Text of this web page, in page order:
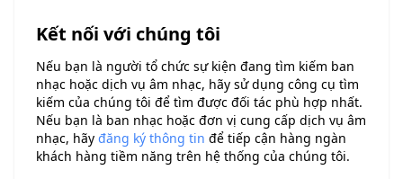
Kết nối với chúng tôi
Nếu bạn là người tổ chức sự kiện đang tìm kiếm ban
nhạc hoặc dịch vụ âm nhạc, hãy sử dụng công cụ tìm
kiếm của chúng tôi để tìm được đối tác phù hợp nhất.
Nếu bạn là ban nhạc hoặc đơn vị cung cấp dịch vụ âm
nhạc, hãy đăng ký thông tin để tiếp cận hàng ngàn
khách hàng tiềm năng trên hệ thống của chúng tôi.